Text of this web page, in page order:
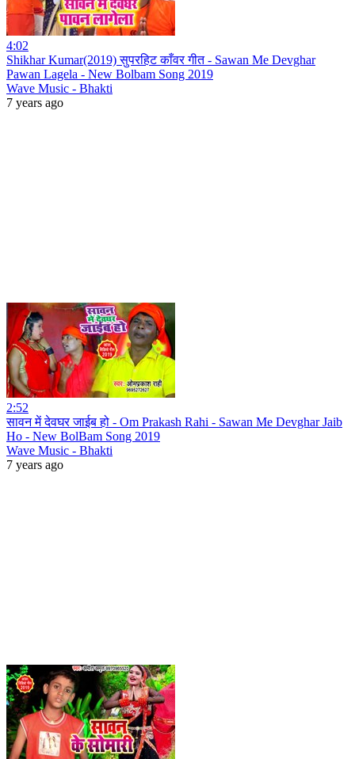
4:02
Shikhar Kumar(2019) सुपरहिट काँवर गीत - Sawan Me Devghar
Pawan Lagela - New Bolbam Song 2019
Wave Music - Bhakti
7 years ago
2:52
सावन में देवघर जाईब हो - Om Prakash Rahi - Sawan Me Devghar Jaib
Ho - New BolBam Song 2019
Wave Music - Bhakti
7 years ago